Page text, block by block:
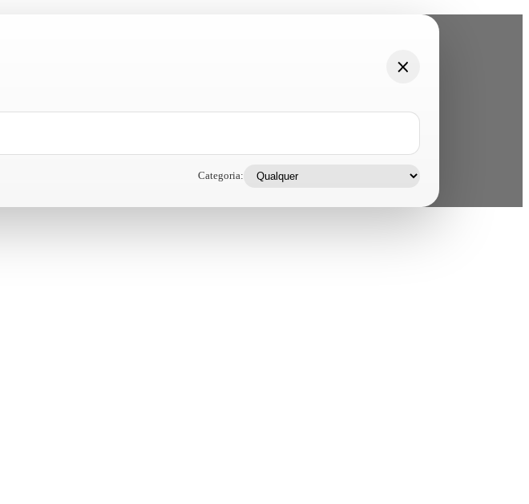
Categoria: